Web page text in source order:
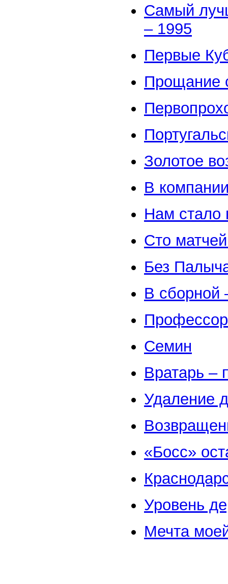
Самый
– 1995
Первые
Прощание
Золотое
В
Нам стало
Сто
Без
В сборной
Семин
Вратарь –
Удаление
«Босс»
Уровень
Мечта